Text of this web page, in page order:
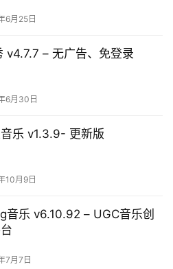
6月25日
v4.7.7 – 无广告、免登录
6月30日
乐 v1.3.9- 更新版
10月9日
音乐 v6.10.92 – UGC音乐创
7月7日